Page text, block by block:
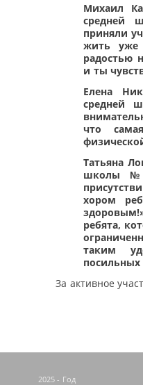
Михаил
средней
приняли
жить уже
радостью
и ты
Елена
средней
что
Татьяна
школы
хором
ребята,
таким
посильных
За активное
2025 - Год